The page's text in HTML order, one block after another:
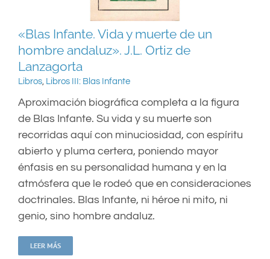
«Blas Infante. Vida y muerte de un
hombre andaluz». J.L. Ortiz de
Lanzagorta
Libros, Libros III: Blas Infante
Aproximación biográfica completa a la figura
de Blas Infante. Su vida y su muerte son
recorridas aquí con minuciosidad, con espíritu
abierto y pluma certera, poniendo mayor
énfasis en su personalidad humana y en la
atmósfera que le rodeó que en consideraciones
doctrinales. Blas Infante, ni héroe ni mito, ni
genio, sino hombre andaluz.
LEER MÁS